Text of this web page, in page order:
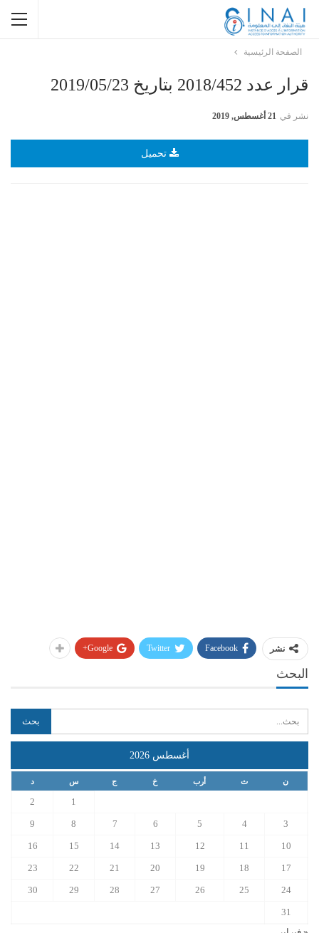
الصفحة الرئيسية
قرار عدد 2018/452 بتاريخ 2019/05/23
نشر في 21 أغسطس, 2019
تحميل
نشر Facebook
Twitter
Google+
البحث
أغسطس 2026
ن ث أرب خ ج س د
1
2
3
4
5
6
7
8
9
10
11
12
13
14
15
16
17
18
19
20
21
22
23
24
25
26
27
28
29
30
31